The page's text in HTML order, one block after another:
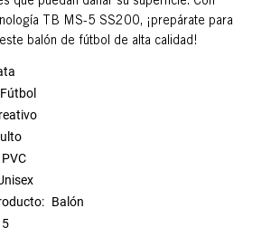
TB MS-5 SS200, ¡prepárate para
balón de fútbol de alta calidad!
Fútbol
PVC
Balón
5